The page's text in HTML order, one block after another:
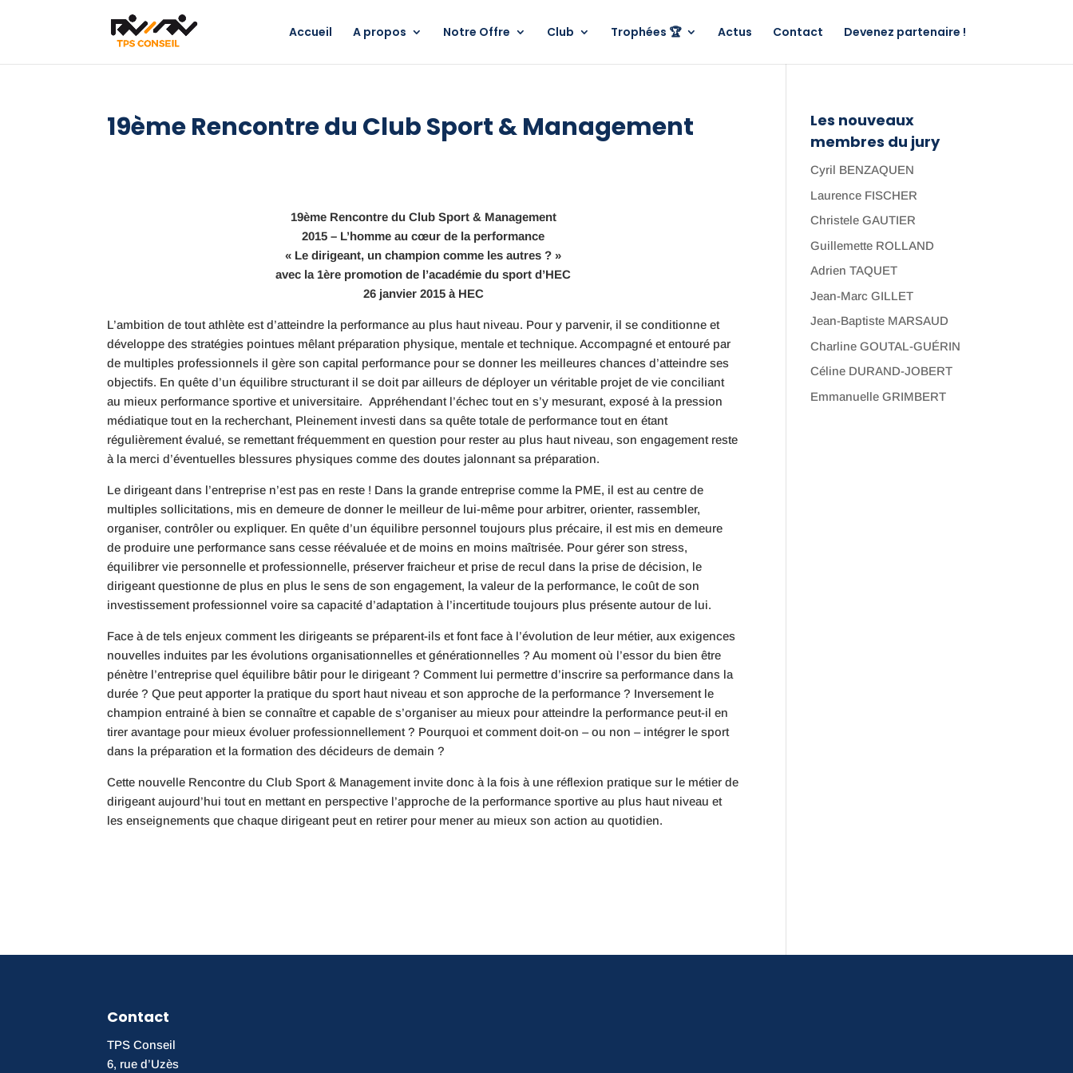
Accueil A propos Notre Offre Club Trophées 🏆 Actus Contact Devenez partenaire !
19ème Rencontre du Club Sport & Management
19ème Rencontre du Club Sport & Management
2015 – L’homme au cœur de la performance
« Le dirigeant, un champion comme les autres ? »
avec la 1ère promotion de l’académie du sport d’HEC
26 janvier 2015 à HEC
L’ambition de tout athlète est d’atteindre la performance au plus haut niveau. Pour y parvenir, il se conditionne et
développe des stratégies pointues mêlant préparation physique, mentale et technique. Accompagné et entouré par
de multiples professionnels il gère son capital performance pour se donner les meilleures chances d’atteindre ses
objectifs. En quête d’un équilibre structurant il se doit par ailleurs de déployer un véritable projet de vie conciliant
au mieux performance sportive et universitaire. Appréhendant l’échec tout en s’y mesurant, exposé à la pression
médiatique tout en la recherchant, Pleinement investi dans sa quête totale de performance tout en étant
régulièrement évalué, se remettant fréquemment en question pour rester au plus haut niveau, son engagement reste
à la merci d’éventuelles blessures physiques comme des doutes jalonnant sa préparation.
Le dirigeant dans l’entreprise n’est pas en reste ! Dans la grande entreprise comme la PME, il est au centre de
multiples sollicitations, mis en demeure de donner le meilleur de lui-même pour arbitrer, orienter, rassembler,
organiser, contrôler ou expliquer. En quête d’un équilibre personnel toujours plus précaire, il est mis en demeure
de produire une performance sans cesse réévaluée et de moins en moins maîtrisée. Pour gérer son stress,
équilibrer vie personnelle et professionnelle, préserver fraicheur et prise de recul dans la prise de décision, le
dirigeant questionne de plus en plus le sens de son engagement, la valeur de la performance, le coût de son
investissement professionnel voire sa capacité d’adaptation à l’incertitude toujours plus présente autour de lui.
Face à de tels enjeux comment les dirigeants se préparent-ils et font face à l’évolution de leur métier, aux exigences
nouvelles induites par les évolutions organisationnelles et générationnelles ? Au moment où l’essor du bien être
pénètre l’entreprise quel équilibre bâtir pour le dirigeant ? Comment lui permettre d’inscrire sa performance dans la
durée ? Que peut apporter la pratique du sport haut niveau et son approche de la performance ? Inversement le
champion entrainé à bien se connaître et capable de s’organiser au mieux pour atteindre la performance peut-il en
tirer avantage pour mieux évoluer professionnellement ? Pourquoi et comment doit-on – ou non – intégrer le sport
dans la préparation et la formation des décideurs de demain ?
Cette nouvelle Rencontre du Club Sport & Management invite donc à la fois à une réflexion pratique sur le métier de
dirigeant aujourd’hui tout en mettant en perspective l’approche de la performance sportive au plus haut niveau et
les enseignements que chaque dirigeant peut en retirer pour mener au mieux son action au quotidien.
Les nouveaux
membres du jury
Cyril BENZAQUEN
Laurence FISCHER
Christele GAUTIER
Guillemette ROLLAND
Adrien TAQUET
Jean-Marc GILLET
Jean-Baptiste MARSAUD
Charline GOUTAL-GUÉRIN
Céline DURAND-JOBERT
Emmanuelle GRIMBERT
Contact
TPS Conseil
6, rue d’Uzès